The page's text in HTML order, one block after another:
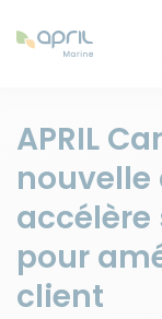
APRIL
pour
client